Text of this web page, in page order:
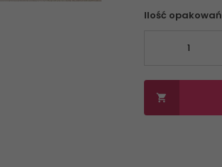
Ilość opakowań
